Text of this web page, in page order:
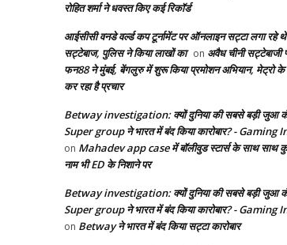
रोहित शर्मा ने धवस्त किए कई रिकॉर्ड
आईसीसी वनडे वर्ल्ड कप टूर्नामेंट पर ऑनलाइन सट्टा लगा रहे
सट्टेबाज, पुलिस ने किया लाखों का on अवैध चीनी सट्टेबाजी
फन88 ने मुंबई, बेंगलुरु में शुरू किया प्रमोशन अभियान, मेट्रो के
कर रहा है प्रचार
Betway investigation: क्यों दुनिया की सबसे बड़ी जुआ
Super group ने भारत में बंद किया कारोबार? - Gaming
on Mahadev app case में बॉलीवुड स्टार्स के साथ साथ
नाम भी ED के निशाने पर
Betway investigation: क्यों दुनिया की सबसे बड़ी जुआ
Super group ने भारत में बंद किया कारोबार? - Gaming
on Betway ने भारत में बंद किया सट्टा कारोबार